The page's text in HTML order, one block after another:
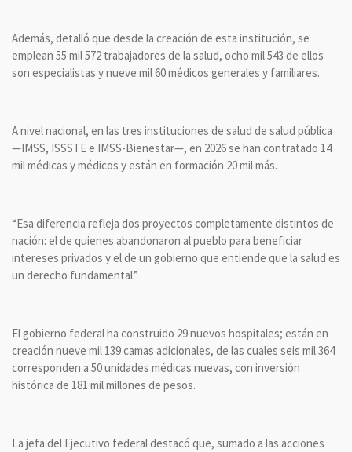
Además, detalló que desde la creación de esta institución, se
emplean 55 mil 572 trabajadores de la salud, ocho mil 543 de ellos
son especialistas y nueve mil 60 médicos generales y familiares.
A nivel nacional, en las tres instituciones de salud de salud pública
—IMSS, ISSSTE e IMSS-Bienestar—, en 2026 se han contratado 14
mil médicas y médicos y están en formación 20 mil más.
“Esa diferencia refleja dos proyectos completamente distintos de
nación: el de quienes abandonaron al pueblo para beneficiar
intereses privados y el de un gobierno que entiende que la salud es
un derecho fundamental.”
El gobierno federal ha construido 29 nuevos hospitales; están en
creación nueve mil 139 camas adicionales, de las cuales seis mil 364
corresponden a 50 unidades médicas nuevas, con inversión
histórica de 181 mil millones de pesos.
La jefa del Ejecutivo federal destacó que, sumado a las acciones